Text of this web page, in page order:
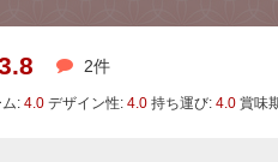
2件
: 4.0 デザイン性: 4.0 持ち運び: 4.0 賞味